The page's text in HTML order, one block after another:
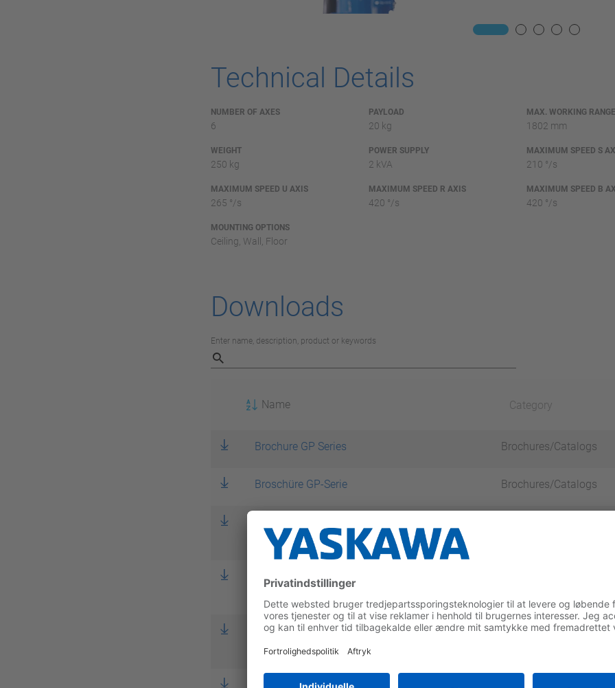
Technical Details
NUMBER OF AXES
6
PAYLOAD
20 kg
MAX. WORKING RANGE
1802 mm
WEIGHT
250 kg
POWER SUPPLY
2 kVA
MAXIMUM SPEED S
210 °/s
MAXIMUM SPEED U AXIS
265 °/s
MAXIMUM SPEED R AXIS
420 °/s
MAXIMUM SPEED B
420 °/s
MOUNTING OPTIONS
Ceiling, Wall, Floor
Downloads
Enter name, description, product or keywords
Name Category
Brochure GP Series Brochures/Catalogs
Broschüre GP-Serie Brochures/Catalogs
Handling & Allgemeine Applikationen mit der GP-Serie
Flyer Robot GP20
Handling & General Applications with the GP-series
Flyer Robot GP20
Manipulation & Applications générales avec la série GP
Data sheet